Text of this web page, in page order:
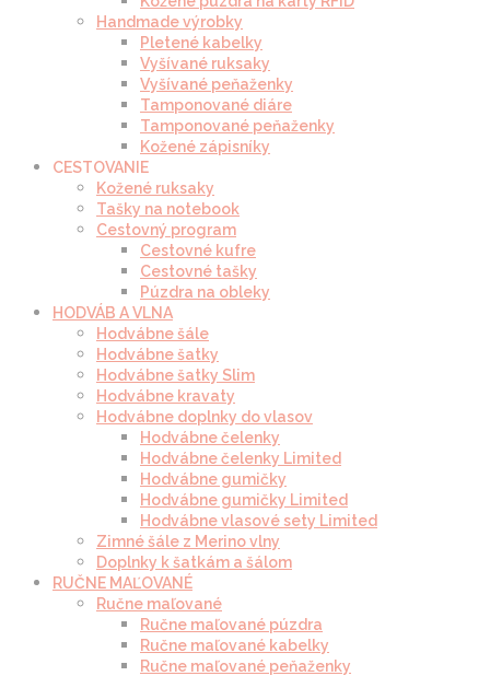
Handmade výrobky
Pletené kabelky
Vyšívané ruksaky
Vyšívané peňaženky
Tamponované diáre
Tamponované peňaženky
Kožené zápisníky
CESTOVANIE
Kožené ruksaky
Tašky na notebook
Cestovný program
Cestovné kufre
Cestovné tašky
Púzdra na obleky
HODVÁB A VLNA
Hodvábne šále
Hodvábne šatky
Hodvábne šatky Slim
Hodvábne kravaty
Hodvábne doplnky do vlasov
Hodvábne čelenky
Hodvábne čelenky Limited
Hodvábne gumičky
Hodvábne gumičky Limited
Hodvábne vlasové sety Limited
Zimné šále z Merino vlny
Doplnky k šatkám a šálom
RUČNE MAĽOVANÉ
Ručne maľované
Ručne maľované púzdra
Ručne maľované kabelky
Ručne maľované peňaženky